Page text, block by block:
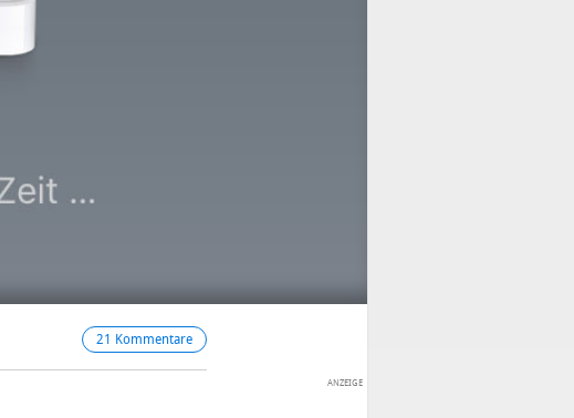
21 Kommentare